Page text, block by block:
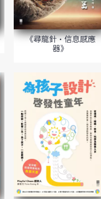
《尋龍針·信息感應
器》